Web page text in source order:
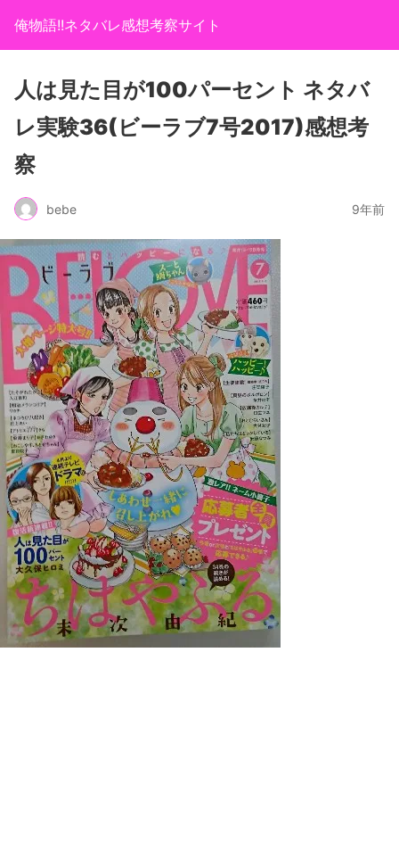
俺物語!!ネタバレ感想考察サイト
人は見た目が100パーセント ネタバ
レ実験36(ビーラブ7号2017)感想考
察
bebe 9年前